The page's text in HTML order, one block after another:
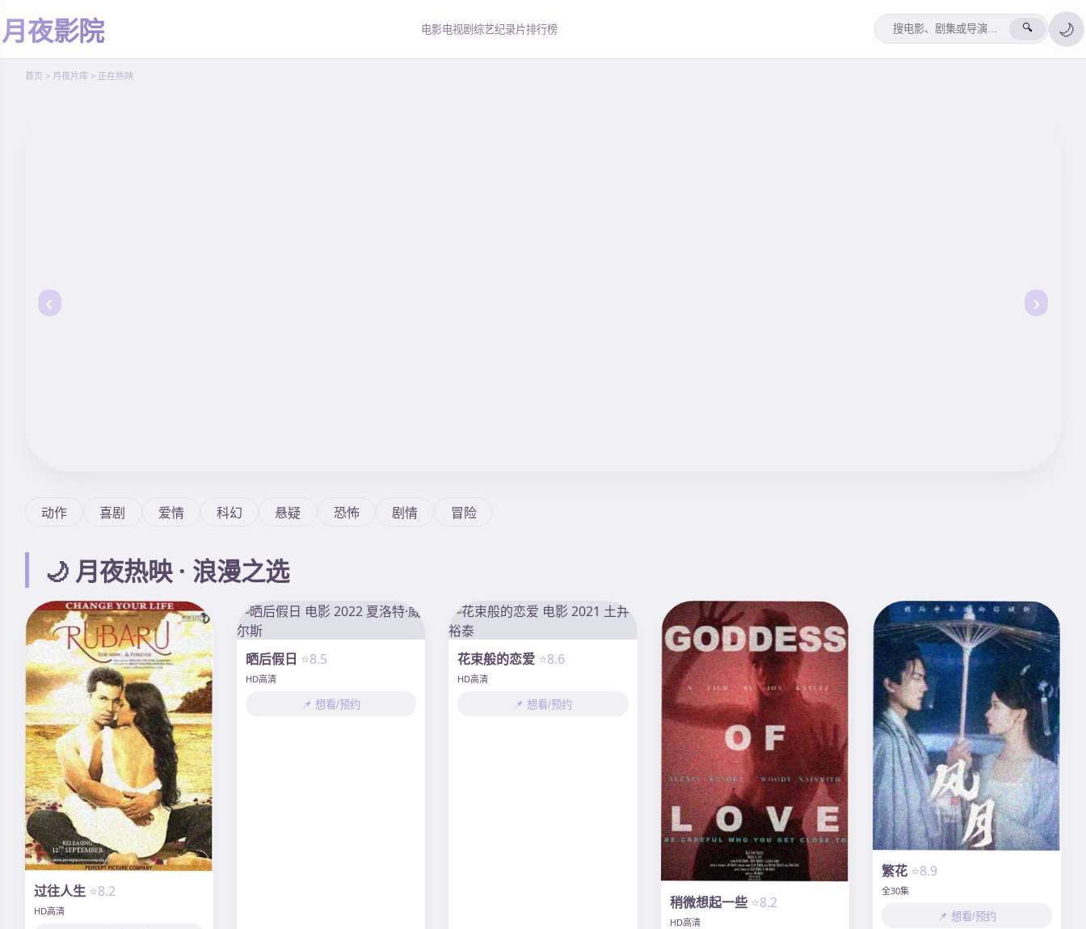
月夜影院 电影电视剧 综艺纪录片排行榜 🔍 🌙
首页 > 月夜片库 > 正在热映
立
即
观
看
‹ ›
动作 喜剧 爱情 科幻 悬疑 恐怖 剧情 冒险
🌙 月夜热映 · 浪漫之选
过往人生 ⭐8.2
HD高清
晒后假日 ⭐8.5
HD高清
📌 想看/预约
花束般的恋爱 ⭐8.6
HD高清
📌 想看/预约
稍微想起一些 ⭐8.2
HD高清
繁花 ⭐8.9
全30集
📌 想看/预约